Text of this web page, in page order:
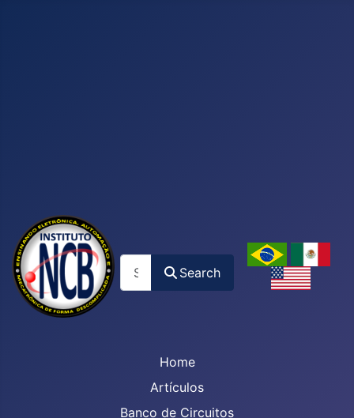
Search
Home
Artículos
Banco de Circuitos